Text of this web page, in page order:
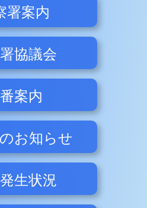
署案内
協議会
案内
お知らせ
生状況